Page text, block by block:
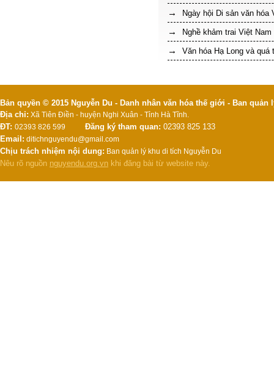
Ngày hội Di sản văn hóa
Nghề khảm trai Việt
Văn hóa Hạ Long và
Bản quyền © 2015 Nguyễn Du - Danh nhân văn hóa thế giới - Ban
Địa chỉ: Xã Tiên Điền - huyện Nghi Xuân - Tỉnh Hà Tĩnh.
ĐT: 02393 826 599 Đăng ký tham quan: 02393 825 133
Email: ditichnguyendu@gmail.com
Chịu trách nhiệm nội dung: Ban quản lý khu di tích Nguyễn Du
Nêu rõ nguồn nguyendu.org.vn khi đăng bài từ website này.